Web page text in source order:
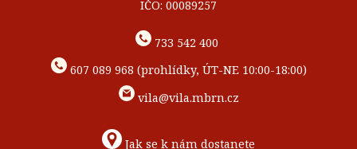
IČO: 00089257
733 542 400
607 089 968 (prohlídky, ÚT-NE 10:00-18:00)
vila@vila.mbrn.cz
Jak se k nám dostanete